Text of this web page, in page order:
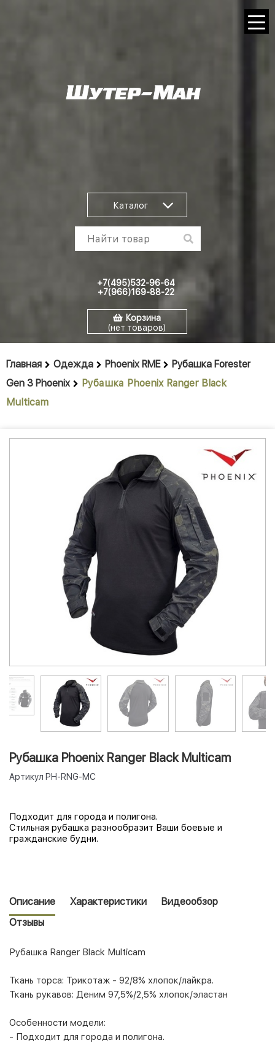
Каталог
+7(495)532-96-64
+7(966)169-88-22
Корзина
(нет товаров)
Главная Одежда Phoenix RME
Рубашка Forester
Gen 3 Phoenix
Рубашка Phoenix Ranger Black
Multicam
Рубашка Phoenix Ranger Black Multicam
Артикул PH-RNG-MC
Подходит для города и полигона.
Стильная рубашка разнообразит Ваши боевые и
гражданские будни.
Описание Характеристики
Видеообзор
Отзывы
Рубашка Ranger Black Multicam
Ткань торса: Трикотаж - 92/8% хлопок/лайкра.
Ткань рукавов: Деним 97,5%/2,5% хлопок/эластан
Особенности модели:
- Подходит для города и полигона.